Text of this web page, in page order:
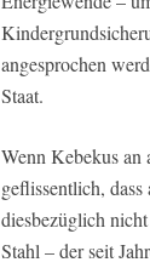
angesprochen
Staat.
Wenn Kebekus an
geflissentlich,
diesbezüglich
Stahl – der seit